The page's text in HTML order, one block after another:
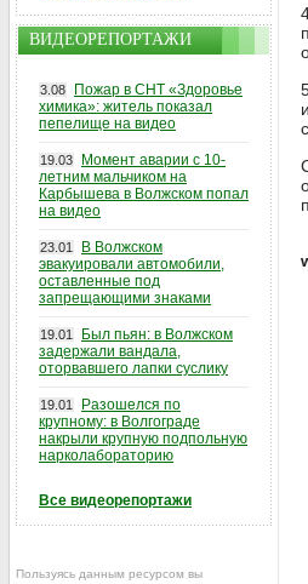
ВИДЕОРЕПОРТАЖИ
3.08
Пожар в СНТ «Здоровье
химика»: житель показал
пепелище на видео
19.03
Момент аварии с 10-
летним мальчиком на
Карбышева в Волжском попал
на видео
23.01
В Волжском
эвакуировали автомобили,
оставленные под
запрещающими знаками
19.01
Был пьян: в Волжском
задержали вандала,
оторвавшего лапки суслику
19.01
Разошелся по
крупному: в Волгограде
накрыли крупную подпольную
нарколабораторию
Все видеорепортажи
Пользуясь данным ресурсом вы